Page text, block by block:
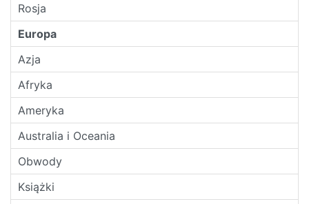
Rosja
Europa
Azja
Afryka
Ameryka
Australia i Oceania
Obwody
Książki